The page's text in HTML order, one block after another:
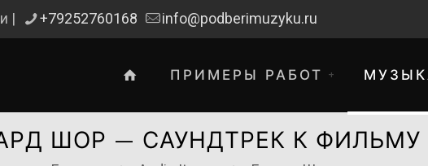
| +79252760168 info@podberimuzyku.ru
ПРИМЕРЫ РАБОТ
ШОР — САУНДТРЕК К